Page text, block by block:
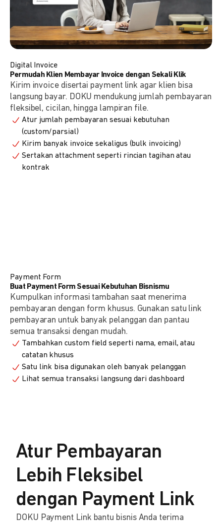
Digital Invoice
Permudah Klien Membayar Invoice dengan Sekali Klik
Kirim invoice disertai payment link agar klien bisa
langsung bayar. DOKU mendukung jumlah pembayaran
fleksibel, cicilan, hingga lampiran file.
Atur jumlah pembayaran sesuai kebutuhan
(custom/parsial)
Kirim banyak invoice sekaligus (bulk invoicing)
Sertakan attachment seperti rincian tagihan atau
kontrak
Payment Form
Buat Payment Form Sesuai Kebutuhan Bisnismu
Kumpulkan informasi tambahan saat menerima
pembayaran dengan form khusus. Gunakan satu link
pembayaran untuk banyak pelanggan dan pantau
semua transaksi dengan mudah.
Tambahkan custom field seperti nama, email, atau
catatan khusus
Satu link bisa digunakan oleh banyak pelanggan
Lihat semua transaksi langsung dari dashboard
Atur Pembayaran
Lebih Fleksibel
dengan Payment Link
DOKU Payment Link bantu bisnis Anda terima